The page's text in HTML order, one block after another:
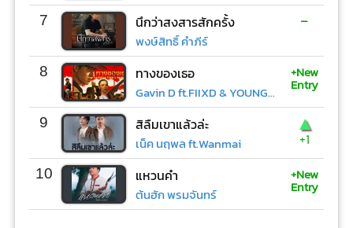
7 นึกว่าสงสารสักครั้ง
พงษ์สิทธิ์ คำภีร์
-
8 ทางของเธอ
Gavin D ft.FIIXD & YOUNGOHM
+New
Entry
9 สิลืมเขาแล้วล่ะ
เน็ค นฤพล ft.Wanmai
▲
+1
10 แหวนคำ
ต้นฮัก พรมจันทร์
+New
Entry